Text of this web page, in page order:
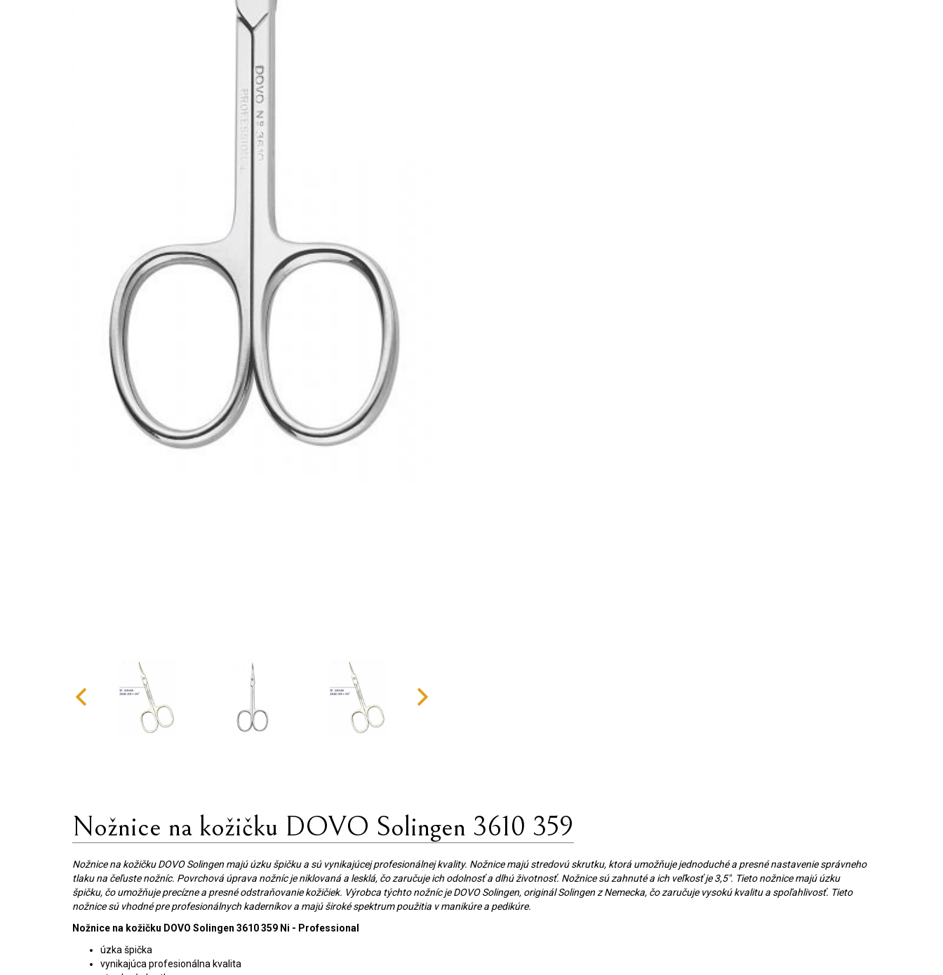
Nožnice na kožičku DOVO Solingen 3610 359
Nožnice na kožičku DOVO Solingen majú úzku špičku a sú vynikajúcej profesionálnej kvality. Nožnice majú stredovú skrutku, ktorá umožňuje jednoduché a presné nastavenie správneho
tlaku na čeľuste nožníc. Povrchová úprava nožníc je niklovaná a lesklá, čo zaručuje ich odolnosť a dlhú životnosť. Nožnice sú zahnuté a ich veľkosť je 3,5". Tieto nožnice majú úzku
špičku, čo umožňuje precízne a presné odstraňovanie kožičiek. Výrobca týchto nožníc je DOVO Solingen, originál Solingen z Nemecka, čo zaručuje vysokú kvalitu a spoľahlivosť. Tieto
nožnice sú vhodné pre profesionálnych kaderníkov a majú široké spektrum použitia v manikúre a pedikúre.
Nožnice na kožičku DOVO Solingen 3610 359 Ni - Professional
úzka špička
vynikajúca profesionálna kvalita